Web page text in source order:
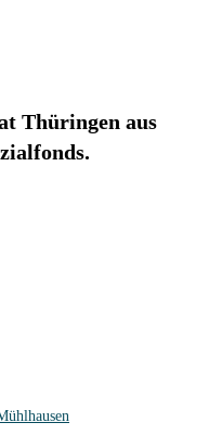
Thüringen aus